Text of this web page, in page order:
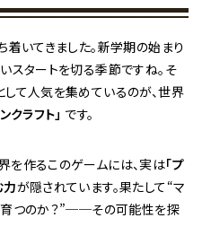
いてきました。新学期の始まり
スタートを切る季節ですね。そ
て人気を集めているのが、世界
クラフト」 です。
を作るこのゲームには、実は「プ
力が隠されています。果たして“マ
育つのか？”──その可能性を探